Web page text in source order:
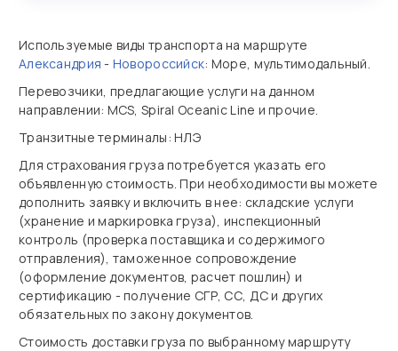
Используемые виды транспорта на маршруте
Александрия - Новороссийск: Море, мультимодальный.
Перевозчики, предлагающие услуги на данном
направлении: MCS, Spiral Oceanic Line и прочие.
Транзитные терминалы: НЛЭ
Для страхования груза потребуется указать его
объявленную стоимость. При необходимости вы можете
дополнить заявку и включить в нее: складские услуги
(хранение и маркировка груза), инспекционный
контроль (проверка поставщика и содержимого
отправления), таможенное сопровождение
(оформление документов, расчет пошлин) и
сертификацию - получение СГР, СС, ДС и других
обязательных по закону документов.
Стоимость доставки груза по выбранному маршруту